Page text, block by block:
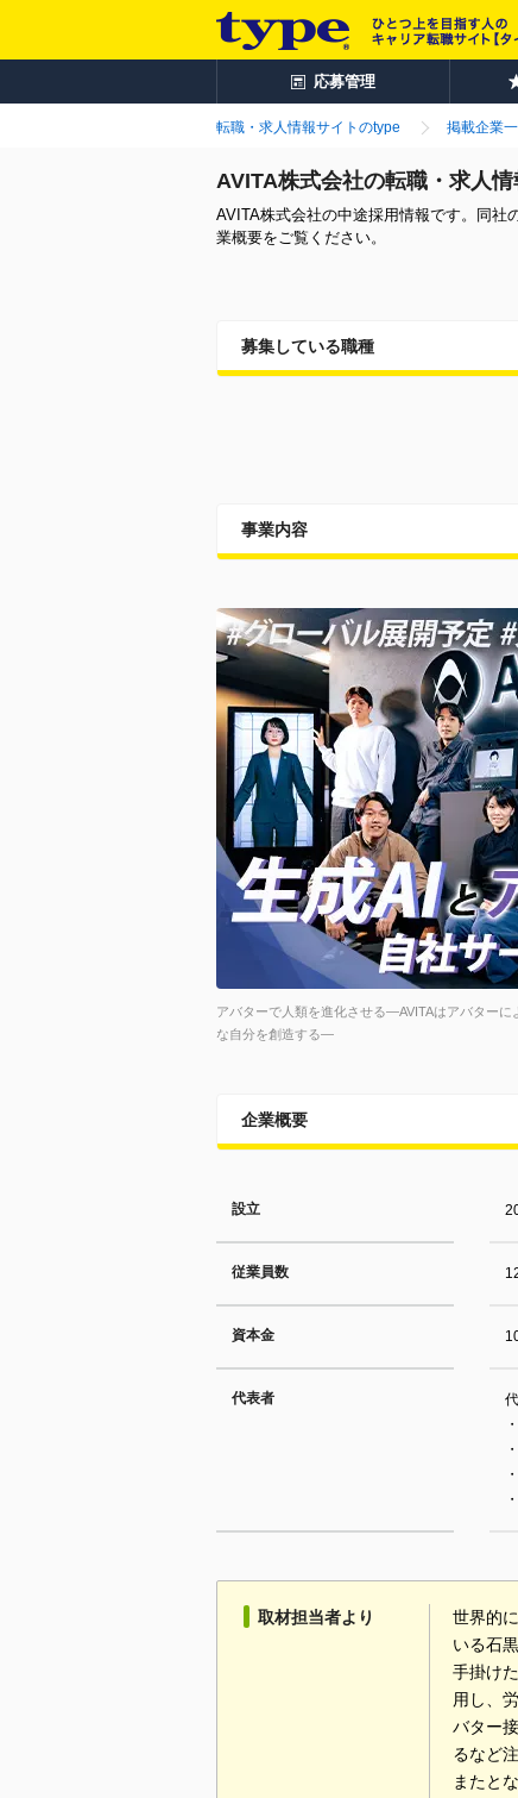
応募管理
転職・求人情報サイトのtype 掲載企業
AVITA株式会社の転職・求人情
AVITA株式会社の中途採用情報です。同社
業概要をご覧ください。
募集している職種
事業内容
アバターで人類を進化させる―AVITAはアバター
な自分を創造する—
企業概要
設立
従業員数
資本金
代表者
取材担当者より
世界的
いる石
手掛け
用し、
バター
るなど
またと